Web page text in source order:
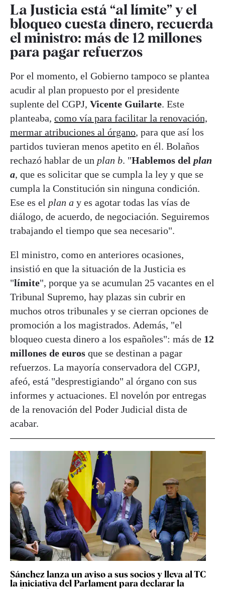
La Justicia está “al límite” y el
bloqueo cuesta dinero, recuerda
el ministro: más de 12 millones
para pagar refuerzos
Por el momento, el Gobierno tampoco se plantea
acudir al plan propuesto por el presidente
suplente del CGPJ, Vicente Guilarte. Este
planteaba, como vía para facilitar la renovación,
mermar atribuciones al órgano, para que así los
partidos tuvieran menos apetito en él. Bolaños
rechazó hablar de un plan b. "Hablemos del plan
a, que es solicitar que se cumpla la ley y que se
cumpla la Constitución sin ninguna condición.
Ese es el plan a y es agotar todas las vías de
diálogo, de acuerdo, de negociación. Seguiremos
trabajando el tiempo que sea necesario".
El ministro, como en anteriores ocasiones,
insistió en que la situación de la Justicia es
"límite", porque ya se acumulan 25 vacantes en el
Tribunal Supremo, hay plazas sin cubrir en
muchos otros tribunales y se cierran opciones de
promoción a los magistrados. Además, "el
bloqueo cuesta dinero a los españoles": más de 12
millones de euros que se destinan a pagar
refuerzos. La mayoría conservadora del CGPJ,
afeó, está "desprestigiando" al órgano con sus
informes y actuaciones. El novelón por entregas
de la renovación del Poder Judicial dista de
acabar.
Sánchez lanza un aviso a sus socios y lleva al TC
la iniciativa del Parlament para declarar la